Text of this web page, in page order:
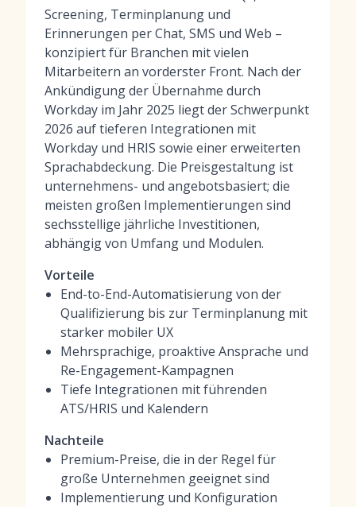
Screening, Terminplanung und
Erinnerungen per Chat, SMS und Web –
konzipiert für Branchen mit vielen
Mitarbeitern an vorderster Front. Nach der
Ankündigung der Übernahme durch
Workday im Jahr 2025 liegt der Schwerpunkt
2026 auf tieferen Integrationen mit
Workday und HRIS sowie einer erweiterten
Sprachabdeckung. Die Preisgestaltung ist
unternehmens- und angebotsbasiert; die
meisten großen Implementierungen sind
sechsstellige jährliche Investitionen,
abhängig von Umfang und Modulen.
Vorteile
End-to-End-Automatisierung von der
Qualifizierung bis zur Terminplanung mit
starker mobiler UX
Mehrsprachige, proaktive Ansprache und
Re-Engagement-Kampagnen
Tiefe Integrationen mit führenden
ATS/HRIS und Kalendern
Nachteile
Premium-Preise, die in der Regel für
große Unternehmen geeignet sind
Implementierung und Konfiguration